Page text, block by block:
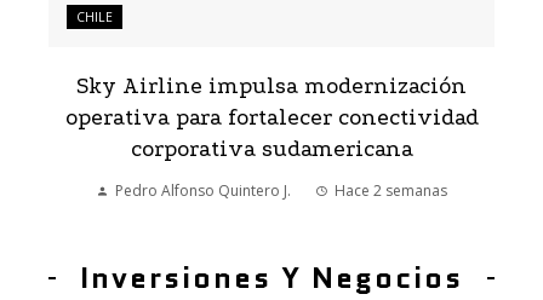
CHILE
Sky Airline impulsa modernización
operativa para fortalecer conectividad
corporativa sudamericana
Pedro Alfonso Quintero J. Hace 2 semanas
Inversiones Y Negocios